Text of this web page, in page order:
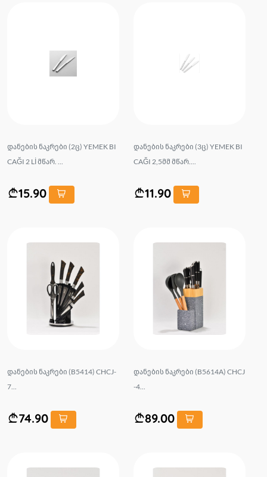
დანების ნაკრები (2ც) YEMEK BI
CAĞI 2 Lİ მწარ. ...
15.90
დანების ნაკრები (3ც) YEMEK BI
CAĞI 2,5მმ მწარ....
11.90
დანების ნაკრები (B5414) CHCJ-
7...
74.90
დანების ნაკრები (B5614A) CHCJ
-4...
89.00